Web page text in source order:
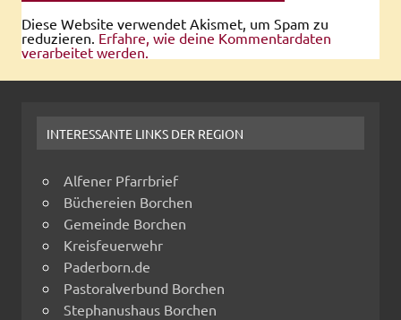
Diese Website verwendet Akismet, um Spam zu
reduzieren. Erfahre, wie deine Kommentardaten
verarbeitet werden.
INTERESSANTE LINKS DER REGION
Alfener Pfarrbrief
Büchereien Borchen
Gemeinde Borchen
Kreisfeuerwehr
Paderborn.de
Pastoralverbund Borchen
Stephanushaus Borchen